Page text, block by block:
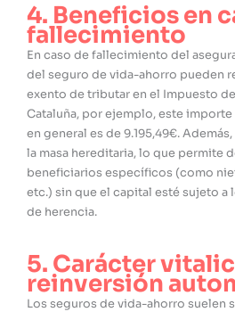
4. Beneficios en
fallecimiento
En caso de fallecimiento del
del seguro de vida-ahorro pueden
exento de tributar en el Impuesto
Cataluña, por ejemplo, este
en general es de 9.195,49€.
la masa hereditaria, lo que permite
beneficiarios específicos (como
etc.) sin que el capital esté sujeto a
de herencia.
5. Carácter
reinversión
Los seguros de vida-ahorro suelen